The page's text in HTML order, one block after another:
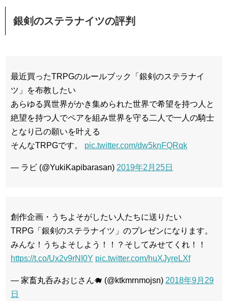
銀剣のステラナイツの評判
最近買ったTRPGのルールブック「銀剣のステラナイ
ツ」を布教したい
あらゆる異世界がかき集められた世界で希望を持つ人と
絶望を持つ人でペアを組み世界を守る二人で一人の騎士
となり己の願いを叶える
そんなTRPGです。 pic.twitter.com/dw5knFQRqk
— ラビ (@YukiKapibarasan) 2019年2月25日
創作企画・うちよそがしたい人たちに送りたい
TRPG「銀剣のステラナイツ」のプレゼンになります。
みんな！うちよそしよう！！？そしてみせてくれ！！
https://t.co/Ux2v9rNI0Y pic.twitter.com/huXJyreLXf
— 家畜丸呑みおじさん🐗 (@ktkmrnmojsn) 2018年9月29
日